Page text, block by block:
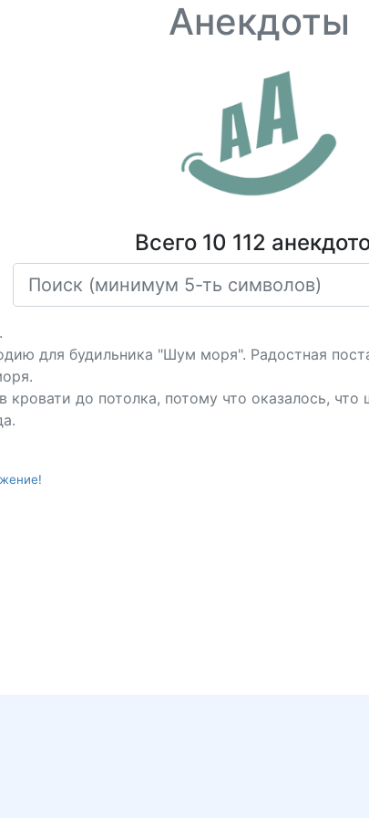
Анекдоты
Всего 10 112
для будильника "Шум моря". Радостная
кровати до потолка, потому что оказалось,